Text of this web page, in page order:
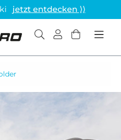
jetzt entdecken ⟩⟩